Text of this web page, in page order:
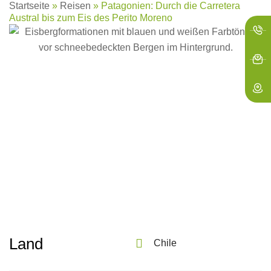
Startseite » Reisen » Patagonien: Durch die Carretera
Austral bis zum Eis des Perito Moreno
Land Chile